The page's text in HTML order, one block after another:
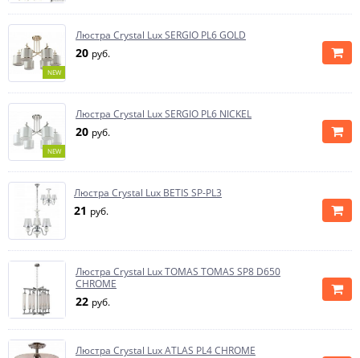
NEW
Люстра Crystal Lux SERGIO PL6 GOLD
20 руб.
NEW
Люстра Crystal Lux SERGIO PL6 NICKEL
20 руб.
Люстра Crystal Lux BETIS SP-PL3
21 руб.
Люстра Crystal Lux TOMAS TOMAS SP8 D650
CHROME
22 руб.
Люстра Crystal Lux ATLAS PL4 CHROME